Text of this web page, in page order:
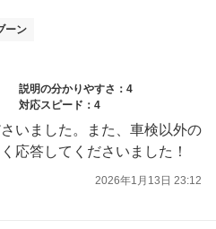
ーン
説明の分かりやすさ：4
対応スピード：4
いました。また、車検以外の
応答してくださいました！
2026年1月13日 23:12